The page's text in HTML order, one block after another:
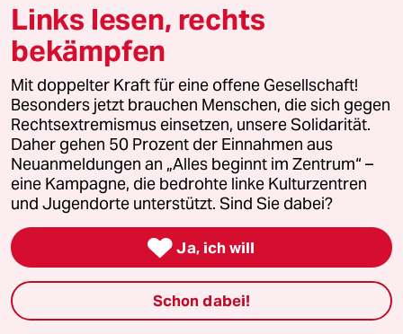
Verdrängung aus dem Stadtzentrum
Abschied von einer grünen Utopie
Ein Kollektiv aus Tiny House-Bauern macht den
Mirbachplatz seit über zwei Jahren zu einem kreativen
Ort. Nun muss es teuren Wohnungen weichen.
Von Susanne Messmer
Links lesen, rechts
bekämpfen
Mit doppelter Kraft für eine offene Gesellschaft!
Besonders jetzt brauchen Menschen, die sich gegen
Rechtsextremismus einsetzen, unsere Solidarität.
Daher gehen 50 Prozent der Einnahmen aus
Neuanmeldungen an „Alles beginnt im Zentrum“ –
eine Kampagne, die bedrohte linke Kulturzentren
und Jugendorte unterstützt. Sind Sie dabei?
 Ja, ich will
Schon dabei!